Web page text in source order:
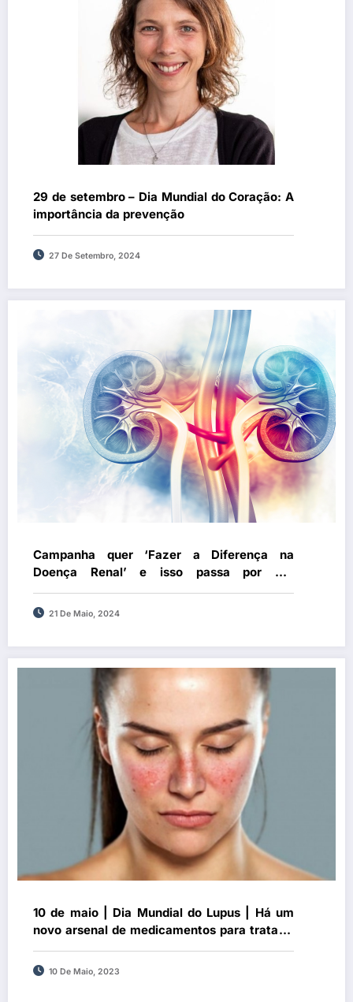
29 de setembro – Dia Mundial do Coração: A
importância da prevenção
27 De Setembro, 2024
Campanha quer ‘Fazer a Diferença na
Doença Renal’ e isso passa por dar
prioridade a um problema que afeta 10% da
população nacional
21 De Maio, 2024
10 de maio | Dia Mundial do Lupus | Há um
novo arsenal de medicamentos para tratar o
Lupus, doença que afeta cinco milhões de
pessoas em todo o mundo
10 De Maio, 2023